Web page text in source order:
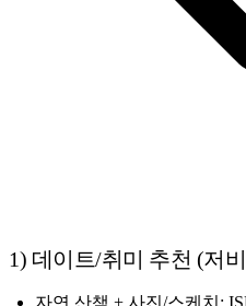
1) 데이트/취미 추천 (저
자연 산책 + 사진/스케치: